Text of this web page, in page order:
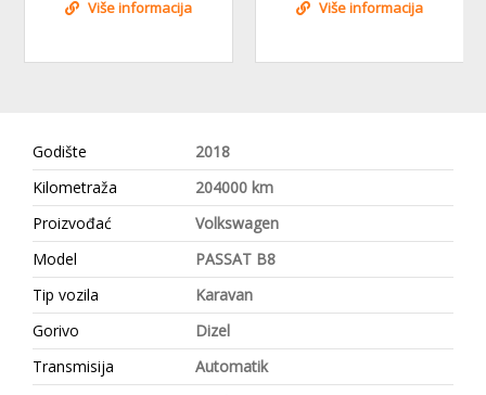
Više informacija Više informacija
Godište
2018
Kilometraža
204000 km
Proizvođać
Volkswagen
Model
PASSAT B8
Tip vozila
Karavan
Gorivo
Dizel
Transmisija
Automatik